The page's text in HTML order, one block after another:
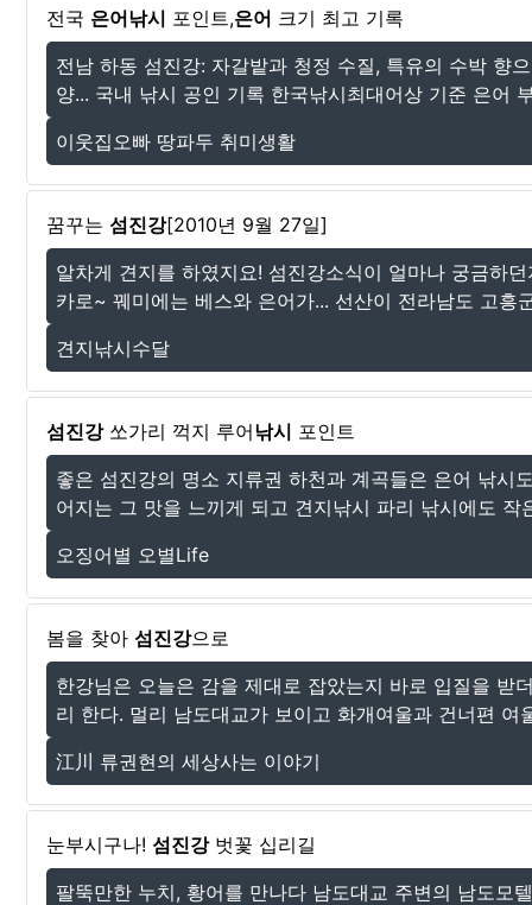
전국 은어낚시 포인트,은어 크기 최고 기록
전남 하동 섬진강: 자갈밭과 청정 수질, 특유의 수박 향
양... 국내 낚시 공인 기록 한국낚시최대어상 기준 은어
이웃집오빠 땅파두 취미생활
꿈꾸는 섬진강[2010년 9월 27일]
알차게 견지를 하였지요! 섬진강소식이 얼마나 궁금하
카로~ 꿰미에는 베스와 은어가... 선산이 전라남도 고흥
견지낚시수달
섬진강쏘가리 꺽지 루어낚시 포인트
좋은 섬진강의 명소 지류권 하천과 계곡들은 은어 낚시
어지는 그 맛을 느끼게 되고 견지낚시 파리 낚시에도 작
오징어별 오별Life
봄을 찾아 섬진강으로
한강님은 오늘은 감을 제대로 잡았는지 바로 입질을 받
리 한다. 멀리 남도대교가 보이고 화개여울과 건너편 여
江川 류권현의 세상사는 이야기
눈부시구나! 섬진강벗꽃 십리길
팔뚝만한 누치, 황어를 만나다 남도대교 주변의 남도